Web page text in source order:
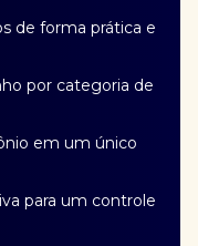
de forma prática e
por categoria de
em um único
para um controle